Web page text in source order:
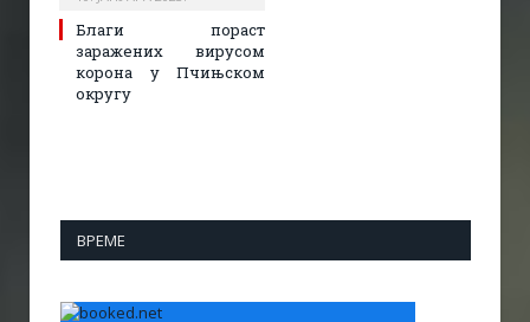
Благи пораст
заражених вирусом
корона у Пчињском
округу
ВРЕМЕ